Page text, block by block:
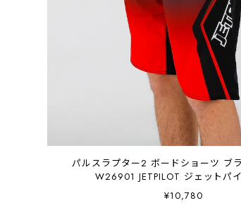
パルスラプター2 ボードショーツ ブ
W26901 JETPILOT ジェット
¥10,780